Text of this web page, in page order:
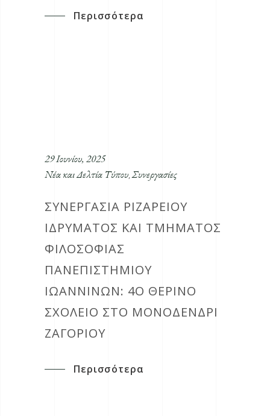
Περισσότερα
29 Ιουνίου, 2025
Νέα και Δελτία Τύπου,Συνεργασίες
ΣΥΝΕΡΓΑΣΙΑ ΡΙΖΑΡΕΙΟΥ
ΙΔΡΥΜΑΤΟΣ ΚΑΙ ΤΜΗΜΑΤΟΣ
ΦΙΛΟΣΟΦΙΑΣ
ΠΑΝΕΠΙΣΤΗΜΙΟΥ
ΙΩΑΝΝΙΝΩΝ: 4Ο ΘΕΡΙΝΟ
ΣΧΟΛΕΙΟ ΣΤΟ ΜΟΝΟΔΕΝΔΡΙ
ΖΑΓΟΡΙΟΥ
Περισσότερα